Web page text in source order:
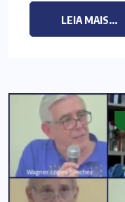
LEIA MAIS...